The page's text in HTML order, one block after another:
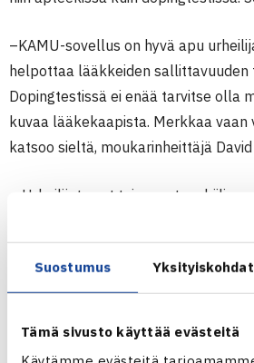
Suostumus Yksityiskohdat
Tämä sivusto käyttää evästeitä
–KAMU-sovellus on hyvä apu
helpottaa lääkkeiden sallittavuuden
Dopingtestissä ei enää tarvitse olla
kuvaa lääkekaapista. Merkkaa vaan
katsoo sieltä, moukarinheittäjä
– Urheilijat ovat toivoneet
he pystyvät helposti tarkistamaan,
menetelmät ovat kiellettyjä.
sovelluksen yhdessä
SUEKin lääketieteellinen
– KAMU-palvelun tietopaketti on